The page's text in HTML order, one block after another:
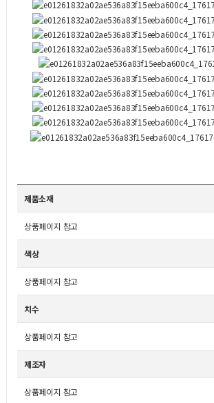
제품소재
상품페이지 참고
색상
상품페이지 참고
치수
상품페이지 참고
제조자
상품페이지 참고